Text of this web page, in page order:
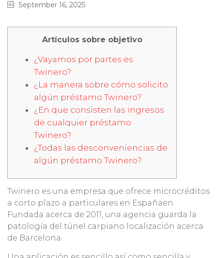
September 16, 2025
Artículos sobre objetivo
¿Vayamos por partes es
Twinero?
¿La manera sobre cómo solicito
algún préstamo Twinero?
¿En que consisten las ingresos
de cualquier préstamo
Twinero?
¿Todas las desconveniencias de
algún préstamo Twinero?
Twinero es una empresa que ofrece microcréditos
a corto plazo a particulares en Españaen.
Fundada acerca de 2011, una agencia guarda la
patologí­a del túnel carpiano localización acerca
de Barcelona.